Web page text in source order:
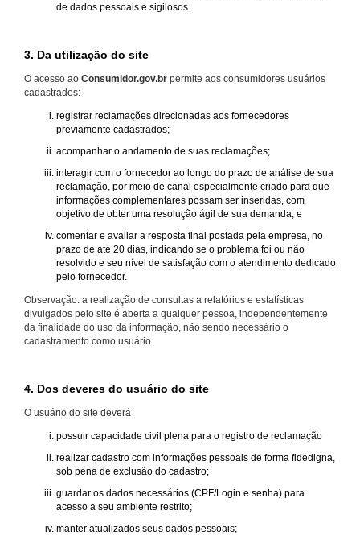
de dados pessoais e sigilosos.
3. Da utilização do site
O acesso ao Consumidor.gov.br permite aos consumidores usuários
cadastrados:
registrar reclamações direcionadas aos fornecedores
previamente cadastrados;
acompanhar o andamento de suas reclamações;
interagir com o fornecedor ao longo do prazo de análise de sua
reclamação, por meio de canal especialmente criado para que
informações complementares possam ser inseridas, com
objetivo de obter uma resolução ágil de sua demanda; e
comentar e avaliar a resposta final postada pela empresa, no
prazo de até 20 dias, indicando se o problema foi ou não
resolvido e seu nível de satisfação com o atendimento dedicado
pelo fornecedor.
Observação: a realização de consultas a relatórios e estatísticas
divulgados pelo site é aberta a qualquer pessoa, independentemente
da finalidade do uso da informação, não sendo necessário o
cadastramento como usuário.
4. Dos deveres do usuário do site
O usuário do site deverá
possuir capacidade civil plena para o registro de reclamação
realizar cadastro com informações pessoais de forma fidedigna,
sob pena de exclusão do cadastro;
guardar os dados necessários (CPF/Login e senha) para
acesso a seu ambiente restrito;
manter atualizados seus dados pessoais;